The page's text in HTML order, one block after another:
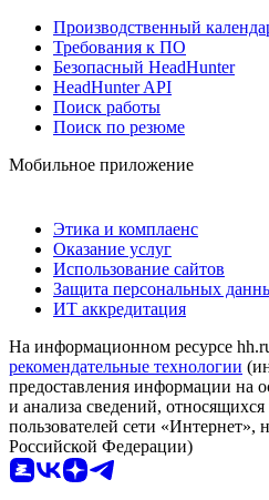
Производственный
Требования к ПО
Безопасный HeadHunter
HeadHunter API
Поиск работы
Поиск по резюме
Мобильное приложение
Этика и комплаенс
Оказание услуг
Использование сайтов
Защита персональных
ИТ аккредитация
На информационном ресурсе
рекомендательные технологии
предоставления информации на
и анализа сведений,
пользователей сети «Интернет»,
Российской Федерации)